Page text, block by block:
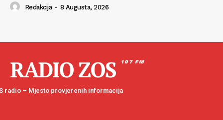
Redakcija - 8 Augusta, 2026
RADIO ZOS 107 FM
radio – Mjesto provjerenih informacija